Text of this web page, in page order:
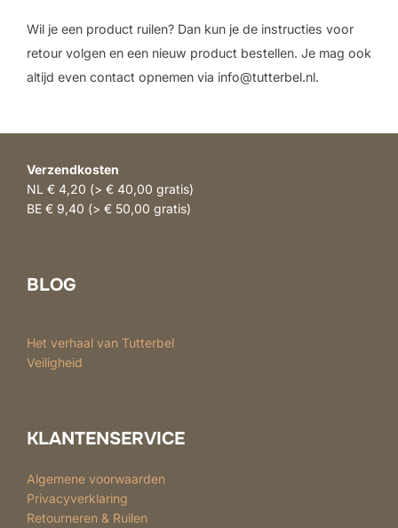
Wil je een product ruilen? Dan kun je de instructies voor
retour volgen en een nieuw product bestellen. Je mag ook
altijd even contact opnemen via info@tutterbel.nl.
Verzendkosten
NL € 4,20 (> € 40,00 gratis)
BE € 9,40 (> € 50,00 gratis)
BLOG
Het verhaal van Tutterbel
Veiligheid
KLANTENSERVICE
Algemene voorwaarden
Privacyverklaring
Retourneren & Ruilen